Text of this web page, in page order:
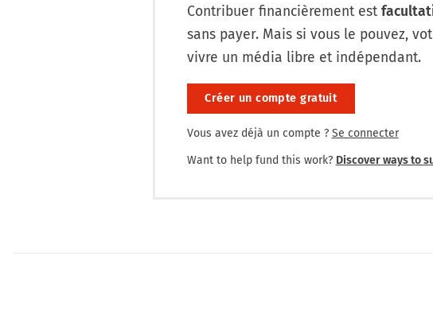
Contribuer financièrement est
sans payer. Mais si vous le pouvez,
vivre un média libre et indépendant.
Créer un compte gratuit
Vous avez déjà un compte ? Se connecter
Want to help fund this work? Discover ways to